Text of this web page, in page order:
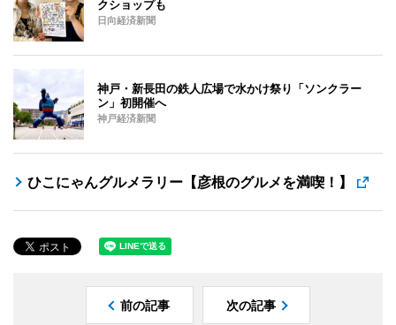
クショップも
日向経済新聞
神戸・新長田の鉄人広場で水かけ祭り「ソンクラー
ン」初開催へ
神戸経済新聞
ひこにゃんグルメラリー【彦根のグルメを満喫！】
前の記事 次の記事